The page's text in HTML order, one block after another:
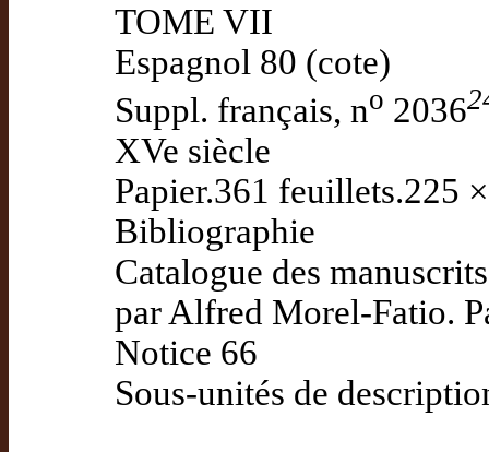
TOME VII
Espagnol 80 (cote)
Suppl. français, no 2036
XVe siècle
Papier.361 feuillets.225
Bibliographie
Catalogue des
par Alfred Morel-Fatio.
Notice 66
Sous-unités de